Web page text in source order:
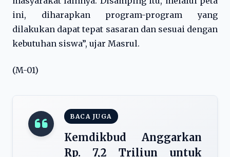
ini, diharapkan program-program yang
dilakukan dapat tepat sasaran dan sesuai dengan
kebutuhan siswa”, ujar Masrul.
(M-01)
BACA JUGA
Kemdikbud Anggarkan
Rp. 7,2 Triliun untuk